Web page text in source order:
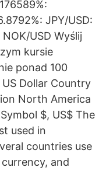
JPY/USD:
USD Wyślij
kursie
ponad 100
US Dollar Country
North America
$, US$ The
used in
countries use
and